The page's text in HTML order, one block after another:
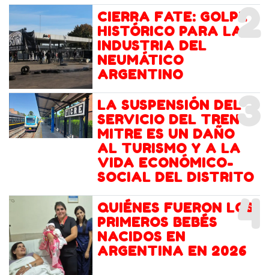
2
CIERRA FATE: GOLPE
HISTÓRICO PARA LA
INDUSTRIA DEL
NEUMÁTICO
ARGENTINO
3
LA SUSPENSIÓN DEL
SERVICIO DEL TREN
MITRE ES UN DAÑO
AL TURISMO Y A LA
VIDA ECONÓMICO-
SOCIAL DEL DISTRITO
4
QUIÉNES FUERON LOS
PRIMEROS BEBÉS
NACIDOS EN
ARGENTINA EN 2026